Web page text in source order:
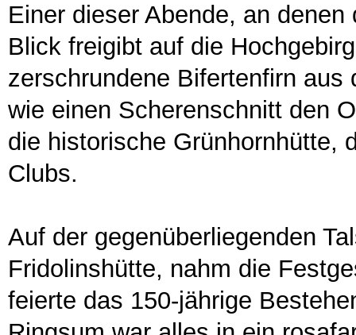
Einer dieser Abende, an
Blick freigibt auf die
zerschrundene Bifertenfirn
wie einen Scherenschnitt den
die historische Grünhornhütte,
Clubs.
Auf der gegenüberliegenden
Fridolinshütte, nahm die
feierte das 150-jährige